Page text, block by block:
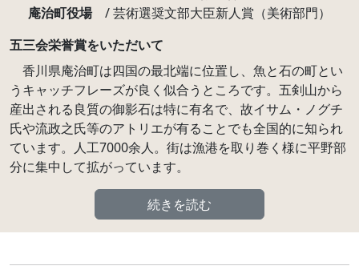
庵治町役場/ 芸術選奨文部大臣新人賞（美術部門）
五三会栄誉賞をいただいて
香川県庵治町は四国の最北端に位置し、魚と石の町とい
うキャッチフレーズが良く似合うところです。五剣山から
産出される良質の御影石は特に有名で、故イサム・ノグチ
氏や流政之氏等のアトリエが有ることでも全国的に知られ
ています。人工7000余人。街は漁港を取り巻く様に平野部
分に集中して拡がっています。
続きを読む